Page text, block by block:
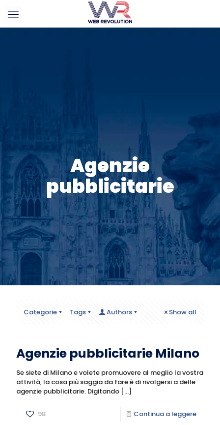
Agenzie
pubblicitarie
Categorie Tags Authors Show all
Agenzie pubblicitarie Milano
Se siete di Milano e volete promuovere al meglio la vostra
attività, la cosa più saggia da fare è di rivolgersi a delle
agenzie pubblicitarie. Digitando […]
98 Continua a leggere